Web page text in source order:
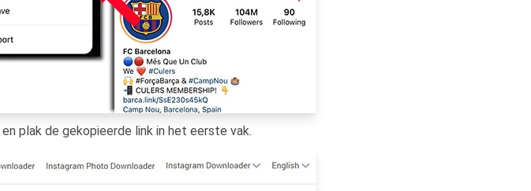
en plak de gekopieerde link in het eerste vak.